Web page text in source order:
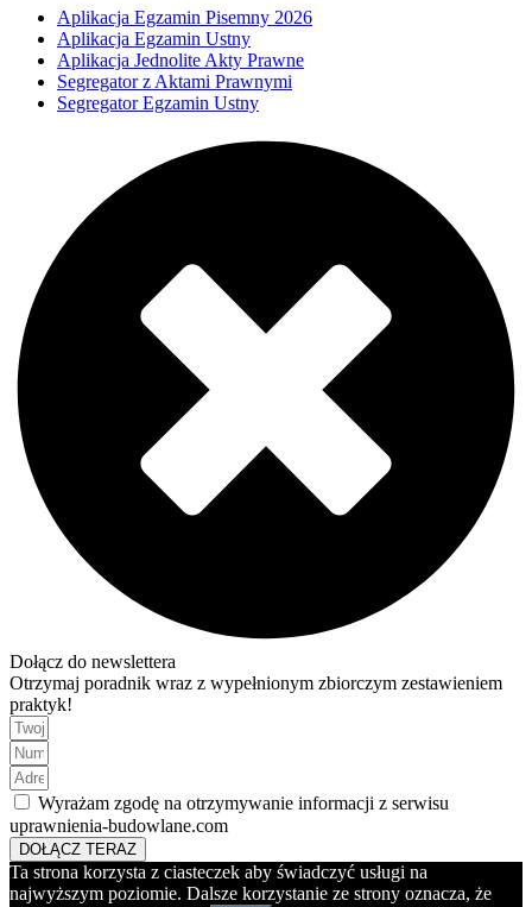
Aplikacja Egzamin Pisemny 2026
Aplikacja Egzamin Ustny
Aplikacja Jednolite Akty Prawne
Segregator z Aktami Prawnymi
Segregator Egzamin Ustny
Dołącz do newslettera
Otrzymaj poradnik wraz z wypełnionym zbiorczym zestawieniem
praktyk!
Wyrażam zgodę na otrzymywanie informacji z serwisu
uprawnienia-budowlane.com
DOŁĄCZ TERAZ
Ta strona korzysta z ciasteczek aby świadczyć usługi na
najwyższym poziomie. Dalsze korzystanie ze strony oznacza, że